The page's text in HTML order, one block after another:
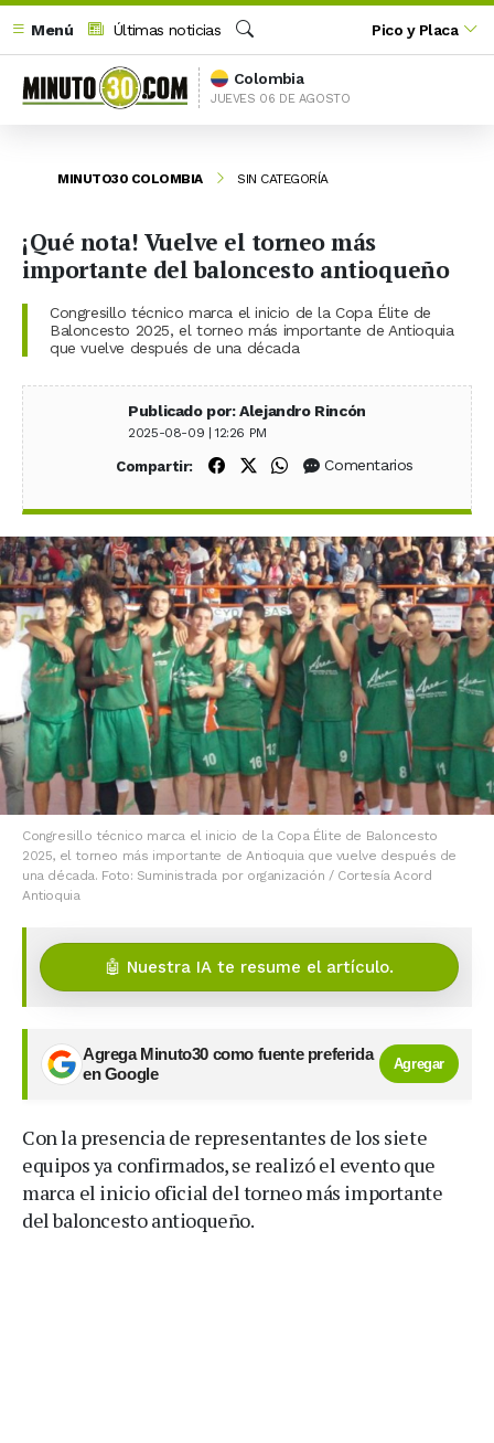
Menú
Últimas noticias
Buscar
Pico y Placa
Colombia
JUEVES 06 DE AGOSTO
MINUTO30 COLOMBIA SIN CATEGORÍA
¡Qué nota! Vuelve el torneo más
importante del baloncesto antioqueño
Congresillo técnico marca el inicio de la Copa Élite de
Baloncesto 2025, el torneo más importante de Antioquia
que vuelve después de una década
Publicado por: Alejandro Rincón
2025-08-09 | 12:26 PM
Compartir: Compartir en Facebook
Compartir en X (Twitter)
Compartir en WhatsApp
Comentarios
Congresillo técnico marca el inicio de la Copa Élite de Baloncesto
2025, el torneo más importante de Antioquia que vuelve después de
una década. Foto: Suministrada por organización / Cortesía Acord
Antioquia
🤖 Nuestra IA te resume el artículo.
Agrega Minuto30 como fuente preferida
en Google
Agregar
Con la presencia de representantes de los siete
equipos ya confirmados, se realizó el evento que
marca el inicio oficial del torneo más importante
del baloncesto antioqueño.